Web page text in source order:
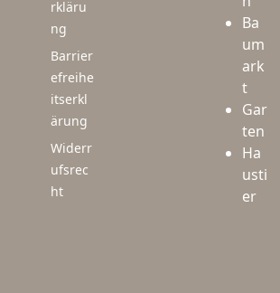
rkläru
ng
Barrier
efreihe
itserkl
ärung
Widerr
ufsrec
ht
Ba
um
ark
t
Gar
ten
Ha
usti
er